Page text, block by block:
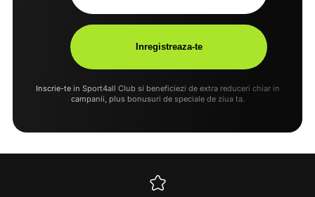
Inscrie-te in Sport4all Club si beneficiezi de extra reduceri chiar in
campanii, plus bonusuri de speciale de ziua ta.